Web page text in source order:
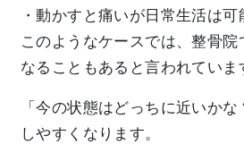
・動かすと痛いが日常生活は可
このようなケースでは、整骨
なることもあると言われていま
「今の状態はどっちに近いか
しやすくなります。